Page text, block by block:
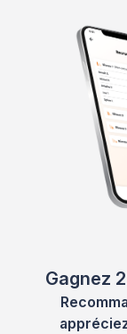
Gagnez